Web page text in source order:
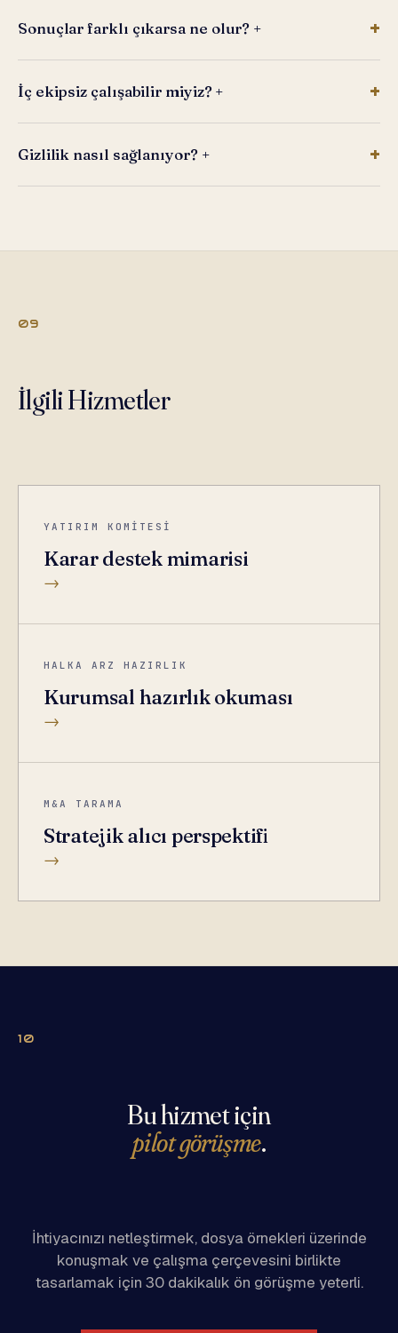
Sonuçlar farklı çıkarsa ne olur? +
İç ekipsiz çalışabilir miyiz? +
Gizlilik nasıl sağlanıyor? +
09
İlgili Hizmetler
YATIRIM KOMİTESİ
Karar destek mimarisi
→
HALKA ARZ HAZIRLIK
Kurumsal hazırlık okuması
→
M&A TARAMA
Stratejik alıcı perspektifi
→
10
Bu hizmet için
pilot görüşme.
İhtiyacınızı netleştirmek, dosya örnekleri üzerinde
konuşmak ve çalışma çerçevesini birlikte
tasarlamak için 30 dakikalık ön görüşme yeterli.